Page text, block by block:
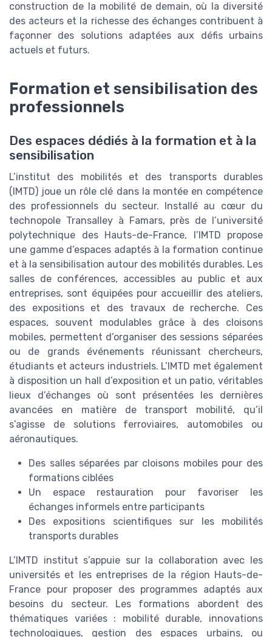
construction de la mobilité de demain, où la diversité
des acteurs et la richesse des échanges contribuent à
façonner des solutions adaptées aux défis urbains
actuels et futurs.
Formation et sensibilisation des
professionnels
Des espaces dédiés à la formation et à la
sensibilisation
L’institut des mobilités et des transports durables
(IMTD) joue un rôle clé dans la montée en compétence
des professionnels du secteur. Installé au cœur du
technopole Transalley à Famars, près de l’université
polytechnique des Hauts-de-France, l’IMTD propose
une gamme d’espaces adaptés à la formation continue
et à la sensibilisation autour des mobilités durables. Les
salles de conférences, accessibles au public et aux
entreprises, sont équipées pour accueillir des ateliers,
des expositions et des travaux de recherche. Ces
espaces, souvent modulables grâce à des cloisons
mobiles, permettent d’organiser des sessions séparées
ou de grands événements réunissant chercheurs,
étudiants et acteurs industriels. L’IMTD met également
à disposition un hall d’exposition et un patio, véritables
lieux d’échanges où sont présentées les dernières
avancées en matière de transport mobilité, qu’il
s’agisse de solutions ferroviaires, automobiles ou
aéronautiques.
Des salles séparées par cloisons mobiles pour des
formations ciblées
Un espace restauration pour favoriser les
échanges informels entre participants
Des expositions scientifiques sur les mobilités
transports durables
L’IMTD institut s’appuie sur la collaboration avec les
universités et les entreprises de la région Hauts-de-
France pour proposer des programmes adaptés aux
besoins du secteur. Les formations abordent des
thématiques variées : mobilité durable, innovations
technologiques, gestion des espaces urbains, ou